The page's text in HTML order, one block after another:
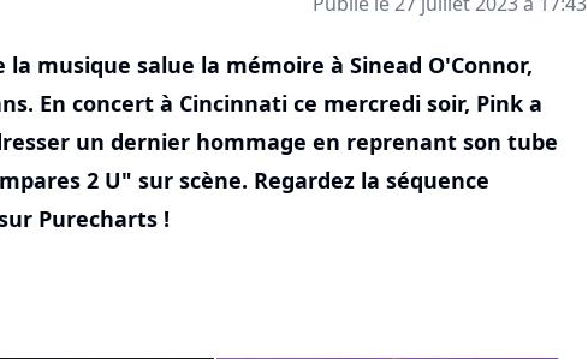
la musique salue la mémoire à Sinead O'Connor,
En concert à Cincinnati ce mercredi soir, Pink a
un dernier hommage en reprenant son tube
2 U" sur scène. Regardez la séquence
Purecharts !